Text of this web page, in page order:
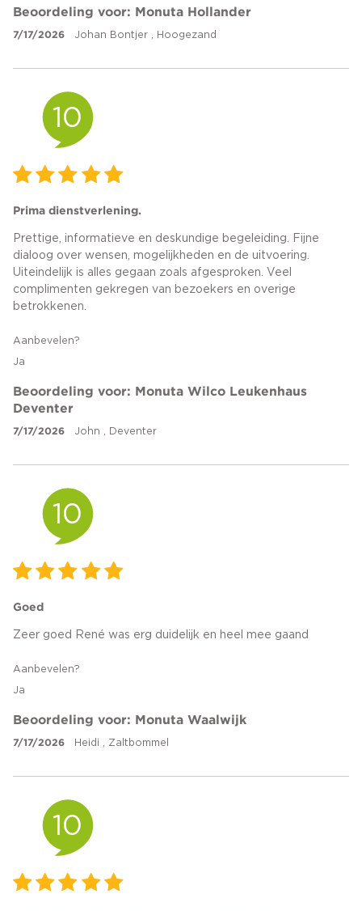
Beoordeling voor: Monuta Hollander
7/17/2026 Johan Bontjer , Hoogezand
10
Prima dienstverlening.
Prettige, informatieve en deskundige begeleiding. Fijne
dialoog over wensen, mogelijkheden en de uitvoering.
Uiteindelijk is alles gegaan zoals afgesproken. Veel
complimenten gekregen van bezoekers en overige
betrokkenen.
Aanbevelen?
Ja
Beoordeling voor: Monuta Wilco Leukenhaus
Deventer
7/17/2026 John , Deventer
10
Goed
Zeer goed René was erg duidelijk en heel mee gaand
Aanbevelen?
Ja
Beoordeling voor: Monuta Waalwijk
7/17/2026 Heidi , Zaltbommel
10